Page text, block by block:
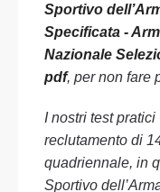
Sportivo
Specificata -
Nazionale
pdf, per non fare
I nostri test
reclutamento di
quadriennale, in
Sportivo